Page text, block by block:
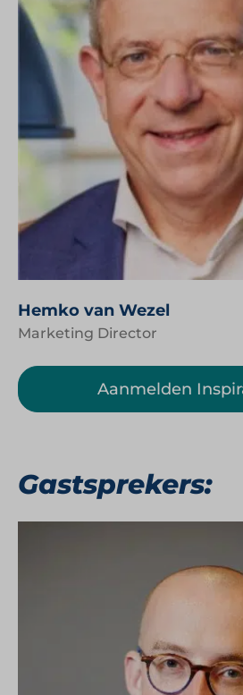
Hemko van Wezel
Marketing Director
Aanmelden
Gastsprekers: